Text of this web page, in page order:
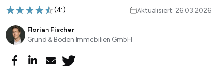
(41) Aktualisiert: 26.03.2026
Florian Fischer
Grund & Boden Immobilien GmbH